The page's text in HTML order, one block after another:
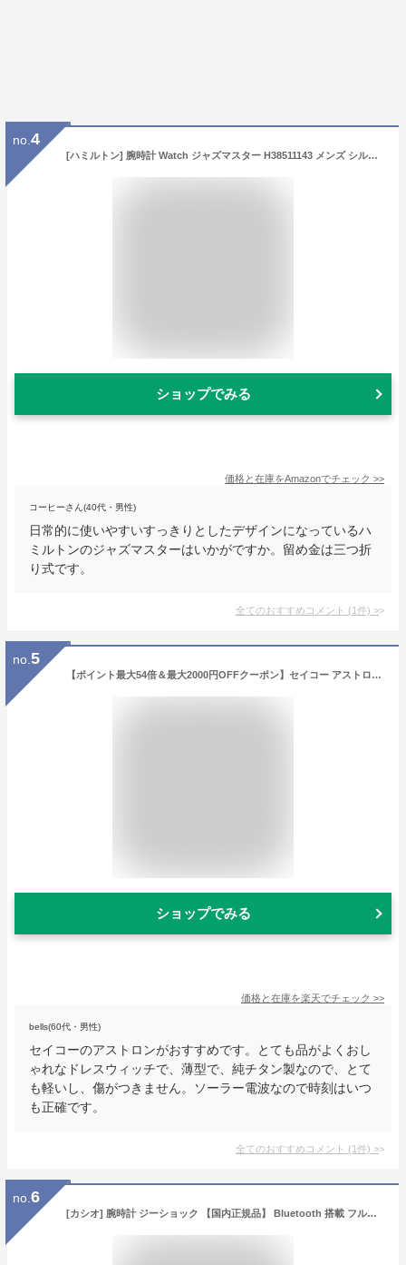
no. 4
[ハミルトン] 腕時計 Watch ジャズマスター H38511143 メンズ シルバー [並行輸入品]
ショップでみる
価格と在庫をAmazonでチェック >>
コーヒーさん(40代・男性)
日常的に使いやすいすっきりとしたデザインになっているハ
ミルトンのジャズマスターはいかがですか。留め金は三つ折
り式です。
全てのおすすめコメント (1件) >
no. 5
【ポイント最大54倍＆最大2000円OFFクーポン】セイコー アストロン オリジンシリーズ 3針モデル SBXY029 ホワイト メンズ 腕時計 ソーラー電波 チタン シルバー 日本製
ショップでみる
価格と在庫を楽天でチェック >>
bells(60代・男性)
セイコーのアストロンがおすすめです。とても品がよくおし
ゃれなドレスウィッチで、薄型で、純チタン製なので、とて
も軽いし、傷がつきません。ソーラー電波なので時刻はいつ
も正確です。
全てのおすすめコメント (1件) >
no. 6
[カシオ] 腕時計 ジーショック 【国内正規品】 Bluetooth 搭載 フルメタル ソーラー GM-B2100D-1AJF メンズ シルバー